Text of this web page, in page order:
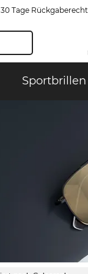
30 Tage Rückgaberecht
Sportbrillen